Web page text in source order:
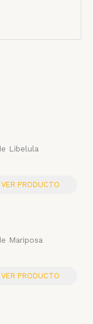
Libelula
VER PRODUCTO
Mariposa
VER PRODUCTO